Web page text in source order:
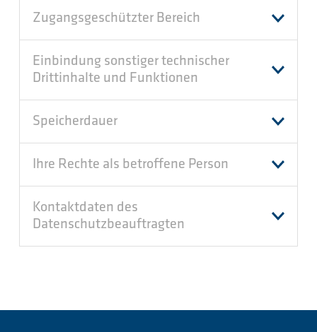
Zugangsgeschützter Bereich
Einbindung sonstiger technischer
Drittinhalte und Funktionen
Speicherdauer
Ihre Rechte als betroffene Person
Kontaktdaten des
Datenschutzbeauftragten